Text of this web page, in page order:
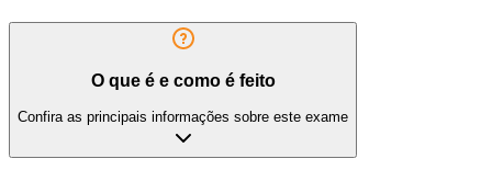
O que é e como é feito
Confira as principais informações sobre este exame